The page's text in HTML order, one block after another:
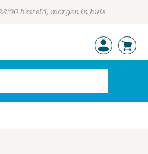
besteld, morgen in huis